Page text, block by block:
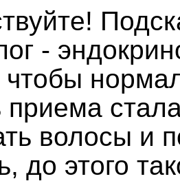
-
приема
волосы и
до этого